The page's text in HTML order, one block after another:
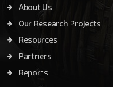
About Us
Our Research Projects
Resources
Partners
Reports